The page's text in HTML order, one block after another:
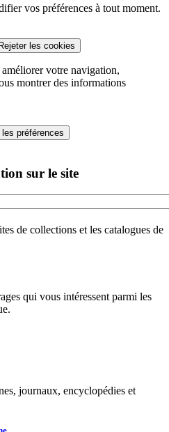
vos préférences à tout moment.
Rejeter les cookies
votre navigation,
montrer des informations
les préférences
sur le site
de collections et les catalogues de
qui vous intéressent parmi les
journaux, encyclopédies et